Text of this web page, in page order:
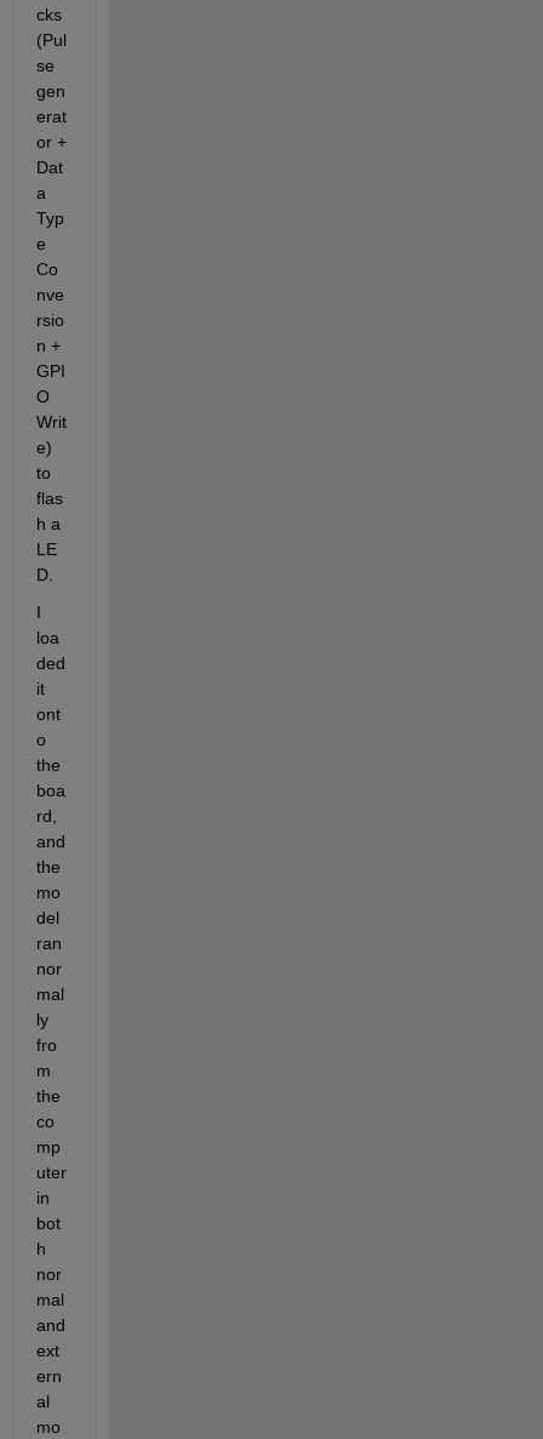
cks
(Pul
se
gen
erat
or +
Dat
a
Typ
e
Co
nve
rsio
n +
GPI
O
Writ
e)
to
flas
h a
LE
D.
I
loa
ded
it
ont
o
the
boa
rd,
and
the
mo
del
ran
nor
mal
ly
fro
m
the
co
mp
uter
in
bot
h
nor
mal
and
ext
ern
al
mo